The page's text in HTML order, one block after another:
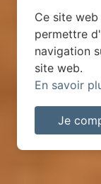
Ce site
permettre
navigation
site web.
En savoir
Je